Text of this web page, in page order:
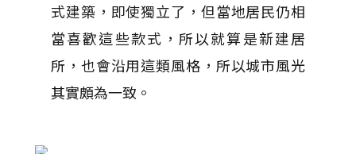
式建築，即使獨立了，但當地居民仍相
當喜歡這些款式，所以就算是新建居
所，也會沿用這類風格，所以城市風光
其實頗為一致。